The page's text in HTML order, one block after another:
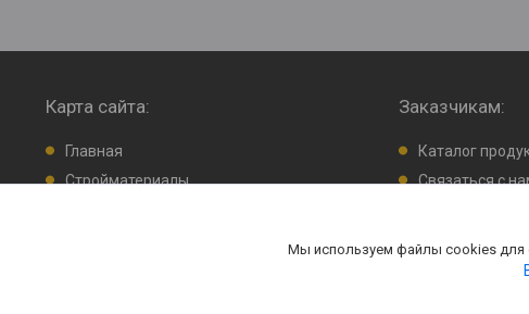
Карта сайта:
Главная
Стройматериалы
Заказчикам:
Каталог
Связаться с
Мы используем файлы cookies для